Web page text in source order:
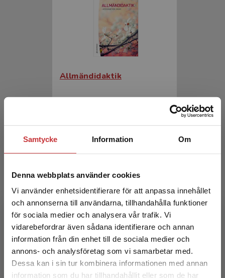
Samtycke Information Om
Denna webbplats använder cookies
Vi använder enhetsidentifierare för att anpassa innehållet
och annonserna till användarna, tillhandahålla funktioner
för sociala medier och analysera vår trafik. Vi
vidarebefordrar även sådana identifierare och annan
information från din enhet till de sociala medier och
annons- och analysföretag som vi samarbetar med.
Dessa kan i sin tur kombinera informationen med annan
information som du har tillhandahållit eller som de har
Begränsad fraktregion
Allmändidaktik
Exkl. moms: 374 kr
Allmändidaktik
Hansén, S - E-Forsman, L (red.)